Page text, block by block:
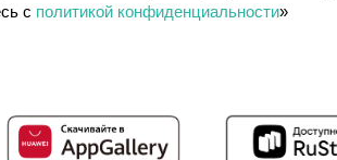
c политикой конфиденциальности»